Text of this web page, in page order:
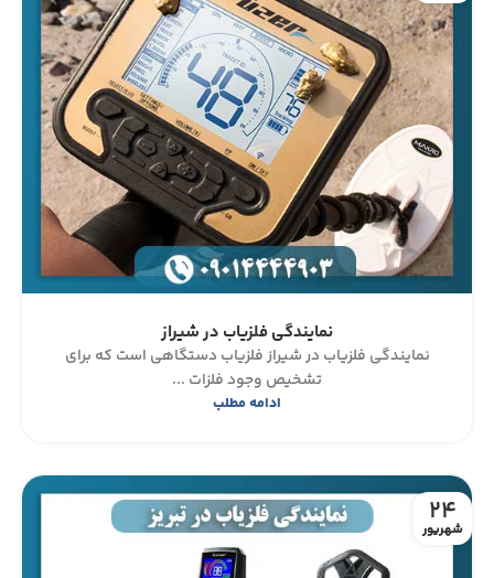
نمایندگی فلزیاب در شیراز
نمایندگی فلزیاب در شیراز فلزیاب دستگاهی است که برای
تشخیص وجود فلزات ...
ادامه مطلب
24
شهریور